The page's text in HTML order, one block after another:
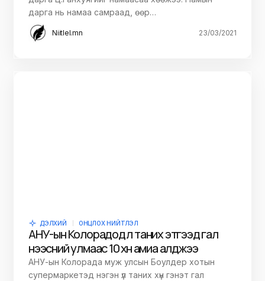
дарга нь намаа самраад, өөр…
Niitlel.mn 23/03/2021
ДЭЛХИЙ ОНЦЛОХ НИЙТЛЭЛ
АНУ-ын Колорадод үл таних этгээд гал
нээсний улмаас 10 хүн амиа алджээ
АНУ-ын Колорада муж улсын Боулдер хотын
супермаркетэд нэгэн үл таних хүн гэнэт гал